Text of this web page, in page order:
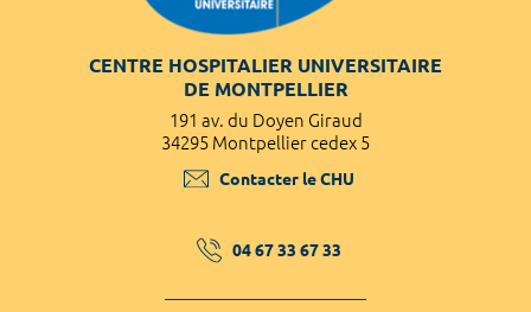
CENTRE HOSPITALIER UNIVERSITAIRE
DE MONTPELLIER
191 av. du Doyen Giraud
34295 Montpellier cedex 5
Contacter le CHU
04 67 33 67 33